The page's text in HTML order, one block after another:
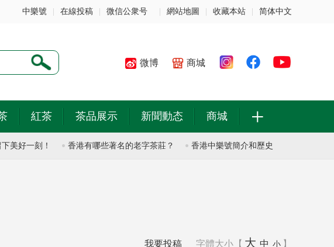
中樂號 在線投稿 微信公衆号 網站地圖 收藏本站 简体中文
微博 商城
紅茶 茶品展示 新聞動态 商城 +
一刻！ 香港有哪些著名的老字茶莊？ 香港中樂號簡介和歷史 香港中樂號簡介
我要投稿 字體大小【 大 中 小 】